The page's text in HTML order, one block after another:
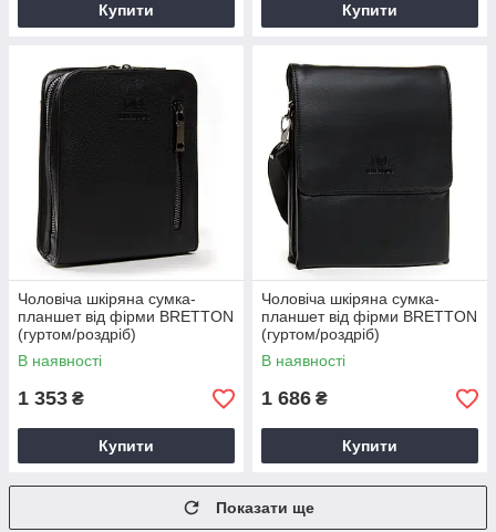
Купити Купити
Чоловіча шкіряна сумка-
планшет від фірми BRETTON
(гуртом/роздріб)
В наявності
1 353 ₴
Купити
Чоловіча шкіряна сумка-
планшет від фірми BRETTON
(гуртом/роздріб)
В наявності
1 686 ₴
Купити
Показати ще